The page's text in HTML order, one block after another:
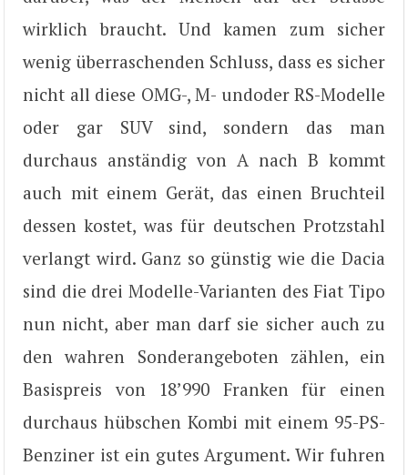
wirklich braucht. Und kamen zum sicher
wenig überraschenden Schluss, dass es sicher
nicht all diese OMG-, M- undoder RS-Modelle
oder gar SUV sind, sondern das man
durchaus anständig von A nach B kommt
auch mit einem Gerät, das einen Bruchteil
dessen kostet, was für deutschen Protzstahl
verlangt wird. Ganz so günstig wie die Dacia
sind die drei Modelle-Varianten des Fiat Tipo
nun nicht, aber man darf sie sicher auch zu
den wahren Sonderangeboten zählen, ein
Basispreis von 18’990 Franken für einen
durchaus hübschen Kombi mit einem 95-PS-
Benziner ist ein gutes Argument. Wir fuhren